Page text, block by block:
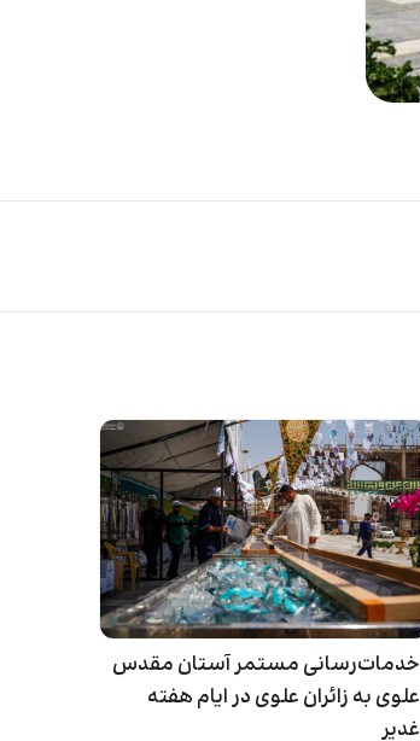
خدمات‌رسانی مستمر آستان مقدس
علوی به زائران علوی در ایام هفته
غدیر